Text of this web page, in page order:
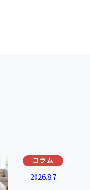
コラム
2026.8.7